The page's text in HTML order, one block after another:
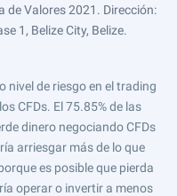
de Valores 2021. Dirección:
1, Belize City, Belize.
nivel de riesgo en el trading
CFDs. El 75.85% de las
dinero negociando CFDs
arriesgar más de lo que
es posible que pierda
operar o invertir a menos